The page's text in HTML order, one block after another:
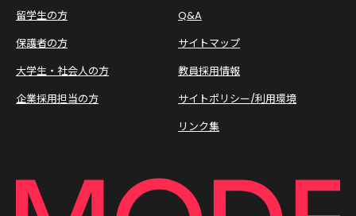
留学生の方
保護者の方
大学生・社会人の方
企業採用担当の方
Q&A
サイトマップ
教員採用情報
サイトポリシー/利用環境
リンク集